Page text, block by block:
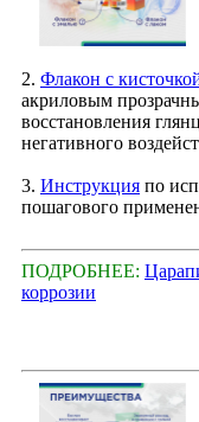
2. Флакон с
акриловым
восстановления
негативного
3. Инструкция по
пошагового
ПОДРОБНЕЕ:
коррозии